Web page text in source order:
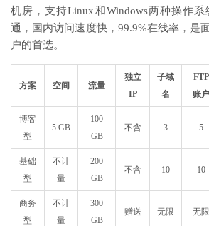
机房，支持Linux和Windows两种操作
通，国内访问速度快，99.9%在线率，是
户的首选。
方案 空间 流量
独立
IP
子域
名
FTP
账户
博客
型
5 GB
100
GB
不含 3 5
基础
型
不计
量
200
GB
不含 10 10
商务
型
不计
量
300
GB
赠送 无限 无限